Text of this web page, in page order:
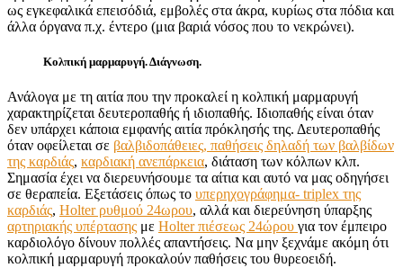
ως εγκεφαλικά επεισόδιά, εμβολές στα άκρα, κυρίως στα πόδια και
άλλα όργανα π.χ. έντερο (μια βαριά νόσος που το νεκρώνει).
Κολπική μαρμαρυγή. Διάγνωση.
Ανάλογα με τη αιτία που την προκαλεί η κολπική μαρμαρυγή
χαρακτηρίζεται δευτεροπαθής ή ιδιοπαθής. Ιδιοπαθής είναι όταν
δεν υπάρχει κάποια εμφανής αιτία πρόκλησής της. Δευτεροπαθής
όταν οφείλεται σε βαλβιδοπάθειες, παθήσεις δηλαδή των βαλβίδων
της καρδιάς, καρδιακή ανεπάρκεια, διάταση των κόλπων κλπ.
Σημασία έχει να διερευνήσουμε τα αίτια και αυτό να μας οδηγήσει
σε θεραπεία. Εξετάσεις όπως το υπερηχογράφημα- triplex της
καρδιάς, Holter ρυθμού 24ωρου, αλλά και διερεύνηση ύπαρξης
αρτηριακής υπέρτασης με Holter πιέσεως 24ώρου για τον έμπειρο
καρδιολόγο δίνουν πολλές απαντήσεις. Να μην ξεχνάμε ακόμη ότι
κολπική μαρμαρυγή προκαλούν παθήσεις του θυρεοειδή.